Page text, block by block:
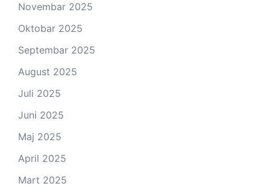
Novembar 2025
Oktobar 2025
Septembar 2025
August 2025
Juli 2025
Juni 2025
Maj 2025
April 2025
Mart 2025